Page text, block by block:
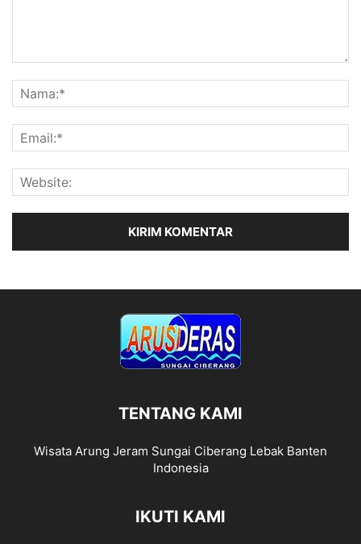
TENTANG KAMI
Wisata Arung Jeram Sungai Ciberang Lebak Banten
Indonesia
IKUTI KAMI